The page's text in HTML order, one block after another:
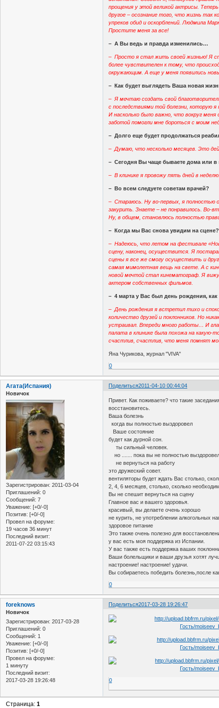
прощения у этой великой актрисы.
другое – осознание того, что жизнь так
упреков обид и оскорблений. Людмила
Простите меня за все!
– А Вы ведь и правда изменились…
– Просто я стал жить своей жизнью! Я
более чувствителен к тому, что
окружающим. А еще у меня появились
– Как будет выглядеть Ваша новая
– Я мечтаю создать свой
с последствиями той болезни, которую
И насколько было важно, что вокруг
заботой помогли мне бороться с моим
– Долго еще будет продолжаться
– Думаю, что несколько месяцев. Это
– Сегодня Вы чаще бываете дома или в
– В клинике я провожу пять дней в
– Во всем следуете советам врачей?
– Стараюсь. Ну во-первых, я полностью
закурить. Знаете – не понравилось. Во-
Ну, в общем, становлюсь полностью
– Когда мы Вас снова увидим на сцене?
– Надеюсь, что летом на фестивале
сцену, наконец, осуществится. Я
сцены я все же смогу осуществить и
самая мимолетная вещь на свете. А с
новой мечтой стал кинематограф. Я
актером собственных фильмов.
– 4 марта у Вас был день рождения, как
– День рождения я встретил тихо и
количество друзей и поклонников. Но
устраивал. Впереди много работы… И
палата в клинике была похожа на
счастлив, счастлив, что меня помнят
Яна Чурикова, журнал "VIVA"
0
Поделиться2011-04-10 00:44:04
Агата(Испания)
Новичок
Зарегистрирован: 2011-03-04
Приглашений: 0
Сообщений: 7
Уважение: [+0/-0]
Позитив: [+0/-0]
Провел на форуме:
19 часов 36 минут
Последний визит:
2011-07-22 03:15:43
Привет. Как поживаете? что такие
восстановитесь.
Ваша болезнь
когда вы полностью выздоровел
Ваше состояние
будет как дурной сон.
ты сильный человек.
но ....... пока вы не полностью
не вернуться на работу
это дружеский совет.
вентиляторы будет ждать Вас столько,
2, 4, 6 месяцев, столько, сколько
Вы не спешит вернуться на сцену
Главное вас и вашего здоровья.
красивый, вы делаете очень хорошо
не курить, не употреблении алкогольных
здоровое питание
Это также очень полезно для
у вас есть моя поддержка из Испании.
У вас также есть поддержка ваших
Ваши болельщики и ваши друзья хотят
настроение! настроение! удачи.
Вы собираетесь победить болезнь,после
0
Поделиться2017-03-28 19:26:47
foreknows
Новичок
Зарегистрирован: 2017-03-28
Приглашений: 0
Сообщений: 1
Уважение: [+0/-0]
Позитив: [+0/-0]
Провел на форуме:
1 минуту
Последний визит:
2017-03-28 19:26:48
0
Страница:1